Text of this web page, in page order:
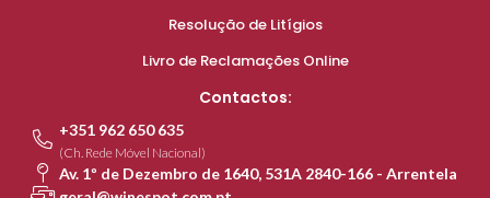
Resolução de Litígios
Livro de Reclamações Online
Contactos:
+351 962 650 635
(Ch. Rede Móvel Nacional)
Av. 1º de Dezembro de 1640, 531A 2840-166 - Arrentela